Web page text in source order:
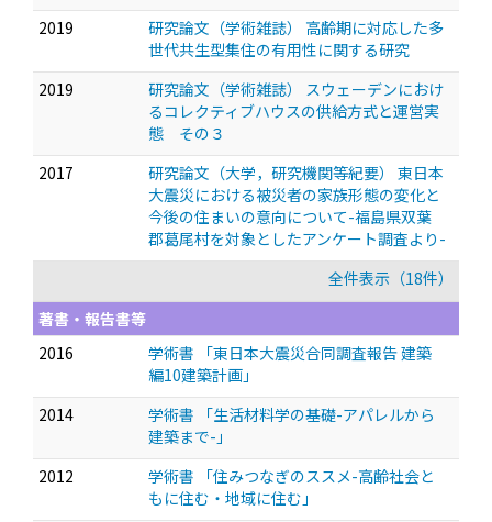
2019
研究論文（学術雑誌） 高齢期に対応した多
世代共生型集住の有用性に関する研究
2019
研究論文（学術雑誌） スウェーデンにおけ
るコレクティブハウスの供給方式と運営実
態 その３
2017
研究論文（大学，研究機関等紀要） 東日本
大震災における被災者の家族形態の変化と
今後の住まいの意向について-福島県双葉
郡葛尾村を対象としたアンケート調査より-
全件表示（18件）
著書・報告書等
2016
学術書 「東日本大震災合同調査報告 建築
編10建築計画」
2014
学術書 「生活材料学の基礎-アパレルから
建築まで-」
2012
学術書 「住みつなぎのススメ-高齢社会と
もに住む・地域に住む」